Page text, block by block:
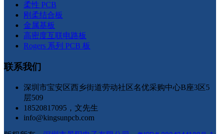
柔性 PCB
刚柔结合板
金属基板
高密度互联电路板
Rogers 系列 PCB 板
联系我们
深圳市宝安区西乡街道劳动社区名优采购中心B座3区5
层509
18520817095，文先生
info@kingsunpcb.com